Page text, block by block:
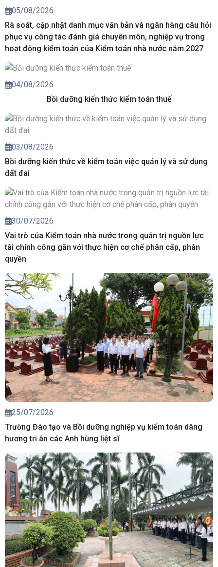
05/08/2026
Rà soát, cập nhật danh mục văn bản và ngân hàng câu hỏi
phục vụ công tác đánh giá chuyên môn, nghiệp vụ trong
hoạt động kiểm toán của Kiểm toán nhà nước năm 2027
04/08/2026
Bồi dưỡng kiến thức kiểm toán thuế
03/08/2026
Bồi dưỡng kiến thức về kiểm toán việc quản lý và sử dụng
đất đai
30/07/2026
Vai trò của Kiểm toán nhà nước trong quản trị nguồn lực
tài chính công gắn với thực hiện cơ chế phân cấp, phân
quyền
25/07/2026
Trường Đào tạo và Bồi dưỡng nghiệp vụ kiểm toán dâng
hương tri ân các Anh hùng liệt sĩ